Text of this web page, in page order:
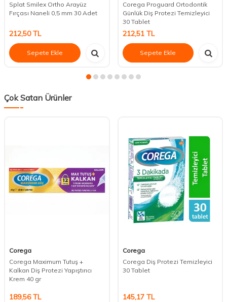
Splat Smilex Ortho Arayüz
Fırçası Naneli 0,5 mm 30 Adet
212,50TL
Sepete Ekle
Corega Proguard Ortodontik
Günlük Diş Protezi Temizleyici
30 Tablet
212,51TL
Sepete Ekle
Çok Satan Ürünler
Corega
Corega Maximum Tutuş +
Kalkan Diş Protezi Yapıştırıcı
Krem 40 gr
189,56TL
Corega
Corega Diş Protezi Temizleyici
30 Tablet
145,17TL